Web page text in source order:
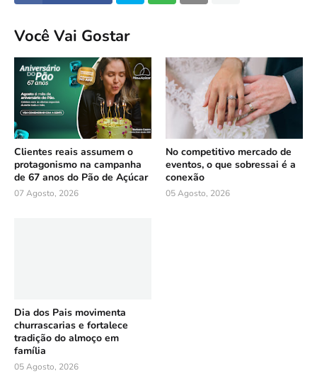
Você Vai Gostar
Clientes reais assumem o
protagonismo na campanha
de 67 anos do Pão de Açúcar
07 Agosto, 2026
No competitivo mercado de
eventos, o que sobressai é a
conexão
05 Agosto, 2026
Dia dos Pais movimenta
churrascarias e fortalece
tradição do almoço em
família
05 Agosto, 2026